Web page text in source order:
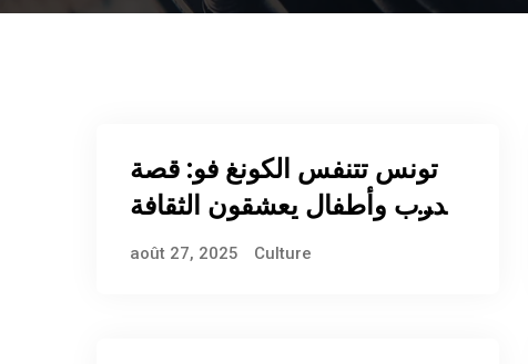
تونس تتنفس الكونغ فو: قصة
مدرب وأطفال يعشقون الثقافة
الصينية
août 27, 2025 Culture